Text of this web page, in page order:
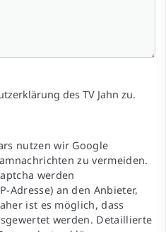
des TV Jahn zu.
nutzen wir Google
zu vermeiden.
werden
Adresse) an den Anbieter,
ist es möglich, dass
werden. Detaillierte